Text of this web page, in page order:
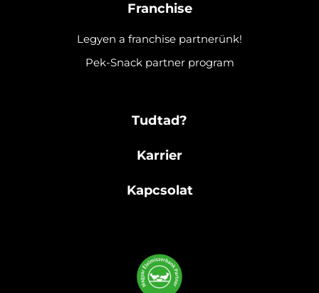
Franchise
Legyen a franchise partnerünk!
Pek-Snack partner program
Tudtad?
Karrier
Kapcsolat